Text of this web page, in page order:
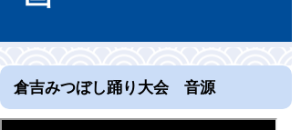
倉吉みつぼし踊り大会 音源